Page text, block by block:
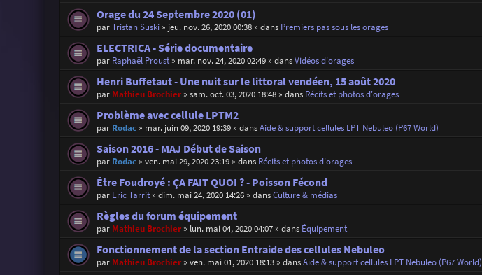
Orage du 24 Septembre 2020 (01)
parTristan Suski» jeu. nov. 26, 2020 00:38» dans Premiers pas sous les orages
ELECTRICA - Série documentaire
par Raphaël Proust» mar. nov. 24, 2020 02:49» dansVidéos d'orages
Henri Buffetaut - Une nuit sur le littoral vendéen, 15 août 2020
par Mathieu Brochier» sam. oct. 03, 2020 18:48» dans Récits et photos d'orages
Problème avec cellule LPTM2
par Rodac» mar. juin 09, 2020 19:39» dansAide & support cellules LPT Nebuleo (P67 World)
Saison 2016 - MAJ Début de Saison
par Rodac» ven. mai 29, 2020 23:19» dans Récits et photos d'orages
Être Foudroyé : ÇA FAIT QUOI ? - Poisson Fécond
par Eric Tarrit» dim. mai 24, 2020 14:26» dansCulture & médias
Règles du forum équipement
par Mathieu Brochier» lun. mai 04, 2020 04:07» dans Équipement
Fonctionnement de la section Entraide des cellules Nebuleo
par Mathieu Brochier» ven. mai 01, 2020 18:13» dansAide & support cellules LPT Nebuleo (P67 World)